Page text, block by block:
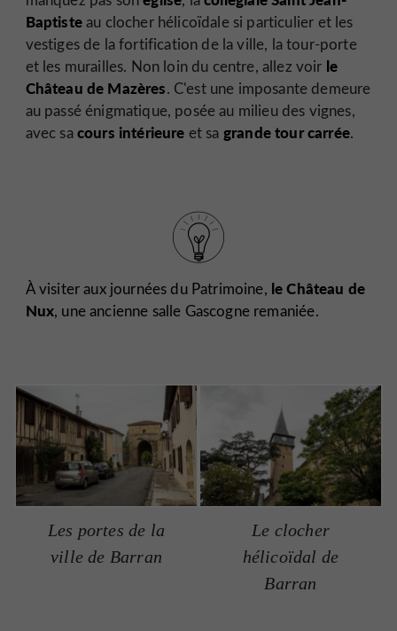
Baptisteau clocher hélicoïdale si particulier et les
vestiges de la fortification de la ville, la tour-porte
et les murailles. Non loin du centre, allez voir le
Château de Mazères. C'est une imposante demeure
au passé énigmatique, posée au milieu des vignes,
avec sacours intérieure et sa grande tour carrée.
À visiter aux journées du Patrimoine, le Château de
Nux, une ancienne salle Gascogne remaniée.
Les portes de la
ville de Barran
Le clocher
hélicoïdal de
Barran